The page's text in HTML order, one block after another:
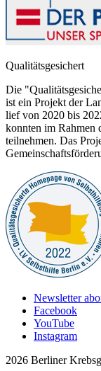
Qualitätsgesichert
Die
ist ein Projekt der
lief von 2020 bis
konnten im Rahmen
teilnehmen. Das
Newsletter
Facebook
YouTube
Instagram
2026 Berliner